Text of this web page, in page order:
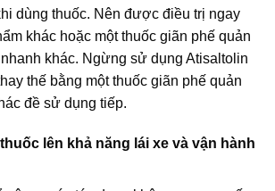
dùng thuốc. Nên được điều trị ngay
khác hoặc một thuốc giãn phế quản
khác. Ngừng sử dụng Atisaltolin
thế bằng một thuốc giãn phế quản
đề sử dụng tiếp.
lên khả năng lái xe và vận hành